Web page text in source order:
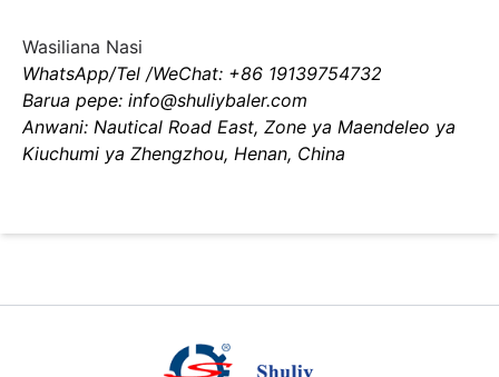
Wasiliana Nasi
WhatsApp/Tel /WeChat: +86 19139754732
Barua pepe: info@shuliybaler.com
Anwani: Nautical Road East, Zone ya Maendeleo ya
Kiuchumi ya Zhengzhou, Henan, China